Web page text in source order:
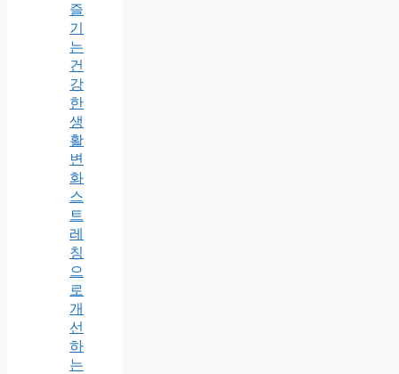
즐
기
는
건
강
한
생
활
변
화
스
트
레
칭
으
로
개
선
하
는